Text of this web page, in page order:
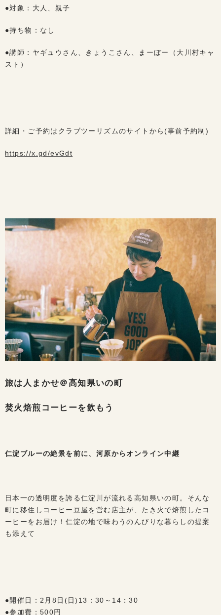
●対象：大人、親子
●持ち物：なし
●講師：ヤギュウさん、きょうこさん、まーぼー（大川村キャ
スト）
詳細・ご予約はクラブツーリズムのサイトから(事前予約制)
https://x.gd/evGdt
旅は人まかせ＠高知県いの町
焚火焙煎コーヒーを飲もう
仁淀ブルーの絶景を前に、河原からオンライン中継
日本一の透明度を誇る仁淀川が流れる高知県いの町。そんな
町に移住しコーヒー豆屋を営む店主が、たき火で焙煎したコ
ーヒーをお届け！仁淀の地で味わうのんびりな暮らしの提案
も添えて
●開催日：2月8日(日)13：30～14：30
●参加費：500円